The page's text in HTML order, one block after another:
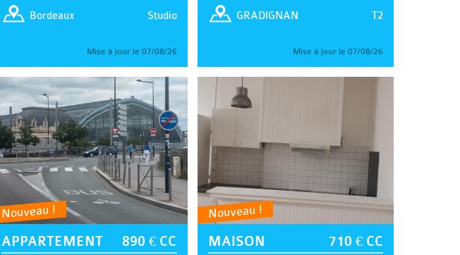
Studio
Bordeaux
Mise à jour le 07/08/26
T2
GRADIGNAN
Mise à jour le 07/08/26
Nouveau !
APPARTEMENT 890 € CC
Nouveau !
MAISON 710 € CC